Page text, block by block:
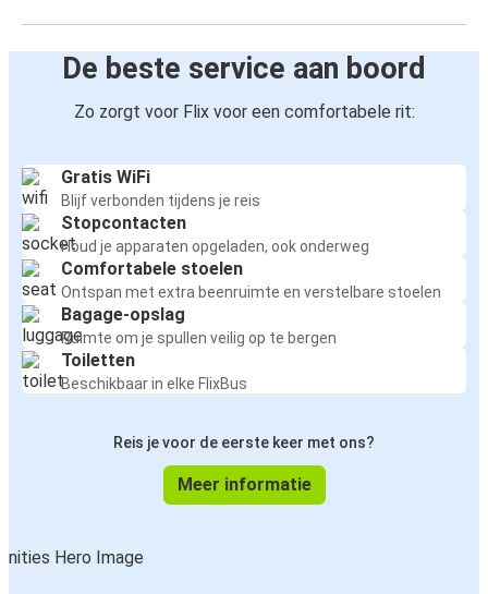
De beste service aan boord
Zo zorgt voor Flix voor een comfortabele rit:
Gratis WiFi
Blijf verbonden tijdens je reis
Stopcontacten
Houd je apparaten opgeladen, ook onderweg
Comfortabele stoelen
Ontspan met extra beenruimte en verstelbare stoelen
Bagage-opslag
Ruimte om je spullen veilig op te bergen
Toiletten
Beschikbaar in elke FlixBus
Reis je voor de eerste keer met ons?
Meer informatie